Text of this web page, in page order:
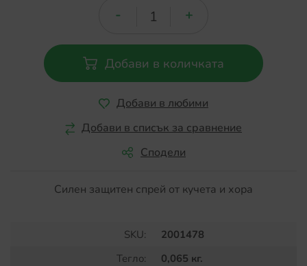
Добави в количката
Добави в любими
Добави в списък за сравнение
Сподели
Силен защитен спрей от кучета и хора
SKU:
2001478
Тегло:
0,065 кг.